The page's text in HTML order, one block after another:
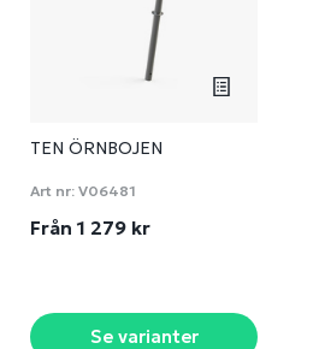
TEN ÖRNBOJEN
Art nr: V06481
Från 1 279 kr
Se varianter